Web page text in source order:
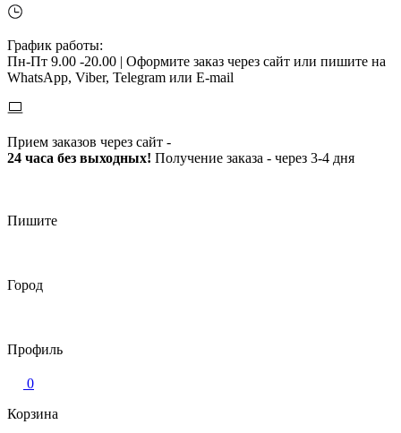
График работы:
Пн-Пт 9.00 -20.00 | Оформите заказ через сайт или пишите на
WhatsApp, Viber, Telegram или E-mail
Прием заказов через сайт -
24 часа без выходных! Получение заказа - через 3-4 дня
Пишите
Город
Профиль
0
Корзина